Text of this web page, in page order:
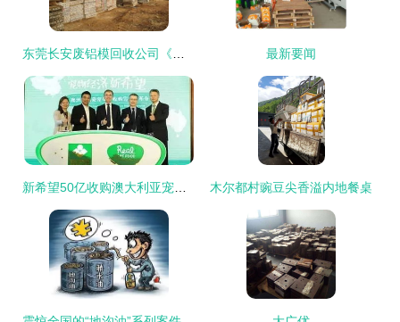
最新要闻
木尔都村豌豆尖香溢内地餐桌